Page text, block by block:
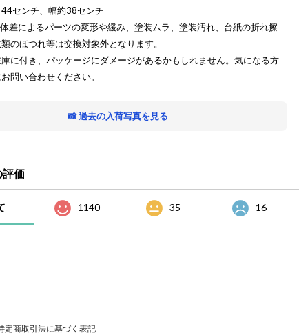
センチ、幅約38センチ
差によるパーツの変形や緩み、塗装ムラ、塗装汚れ、台紙の折れ擦
のほつれ等は交換対象外となります。
に付き、パッケージにダメージがあるかもしれません。気になる方
問い合わせください。
📸 過去の入荷写真を見る
評価
1140 35 16
定商取引法に基づく表記